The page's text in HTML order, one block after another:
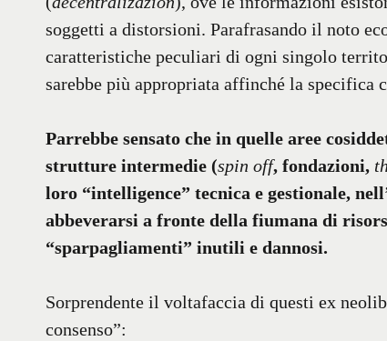
soggetti a distorsioni. Parafrasando il noto
caratteristiche peculiari di ogni singolo
sarebbe più appropriata affinché la specifica
Parrebbe sensato che in quelle aree
strutture intermedie (spin off, fondazioni,
loro “intelligence” tecnica e gestionale,
abbeverarsi a fronte della fiumana di
“sparpagliamenti” inutili e dannosi.
Sorprendente il voltafaccia di questi ex
consenso”: